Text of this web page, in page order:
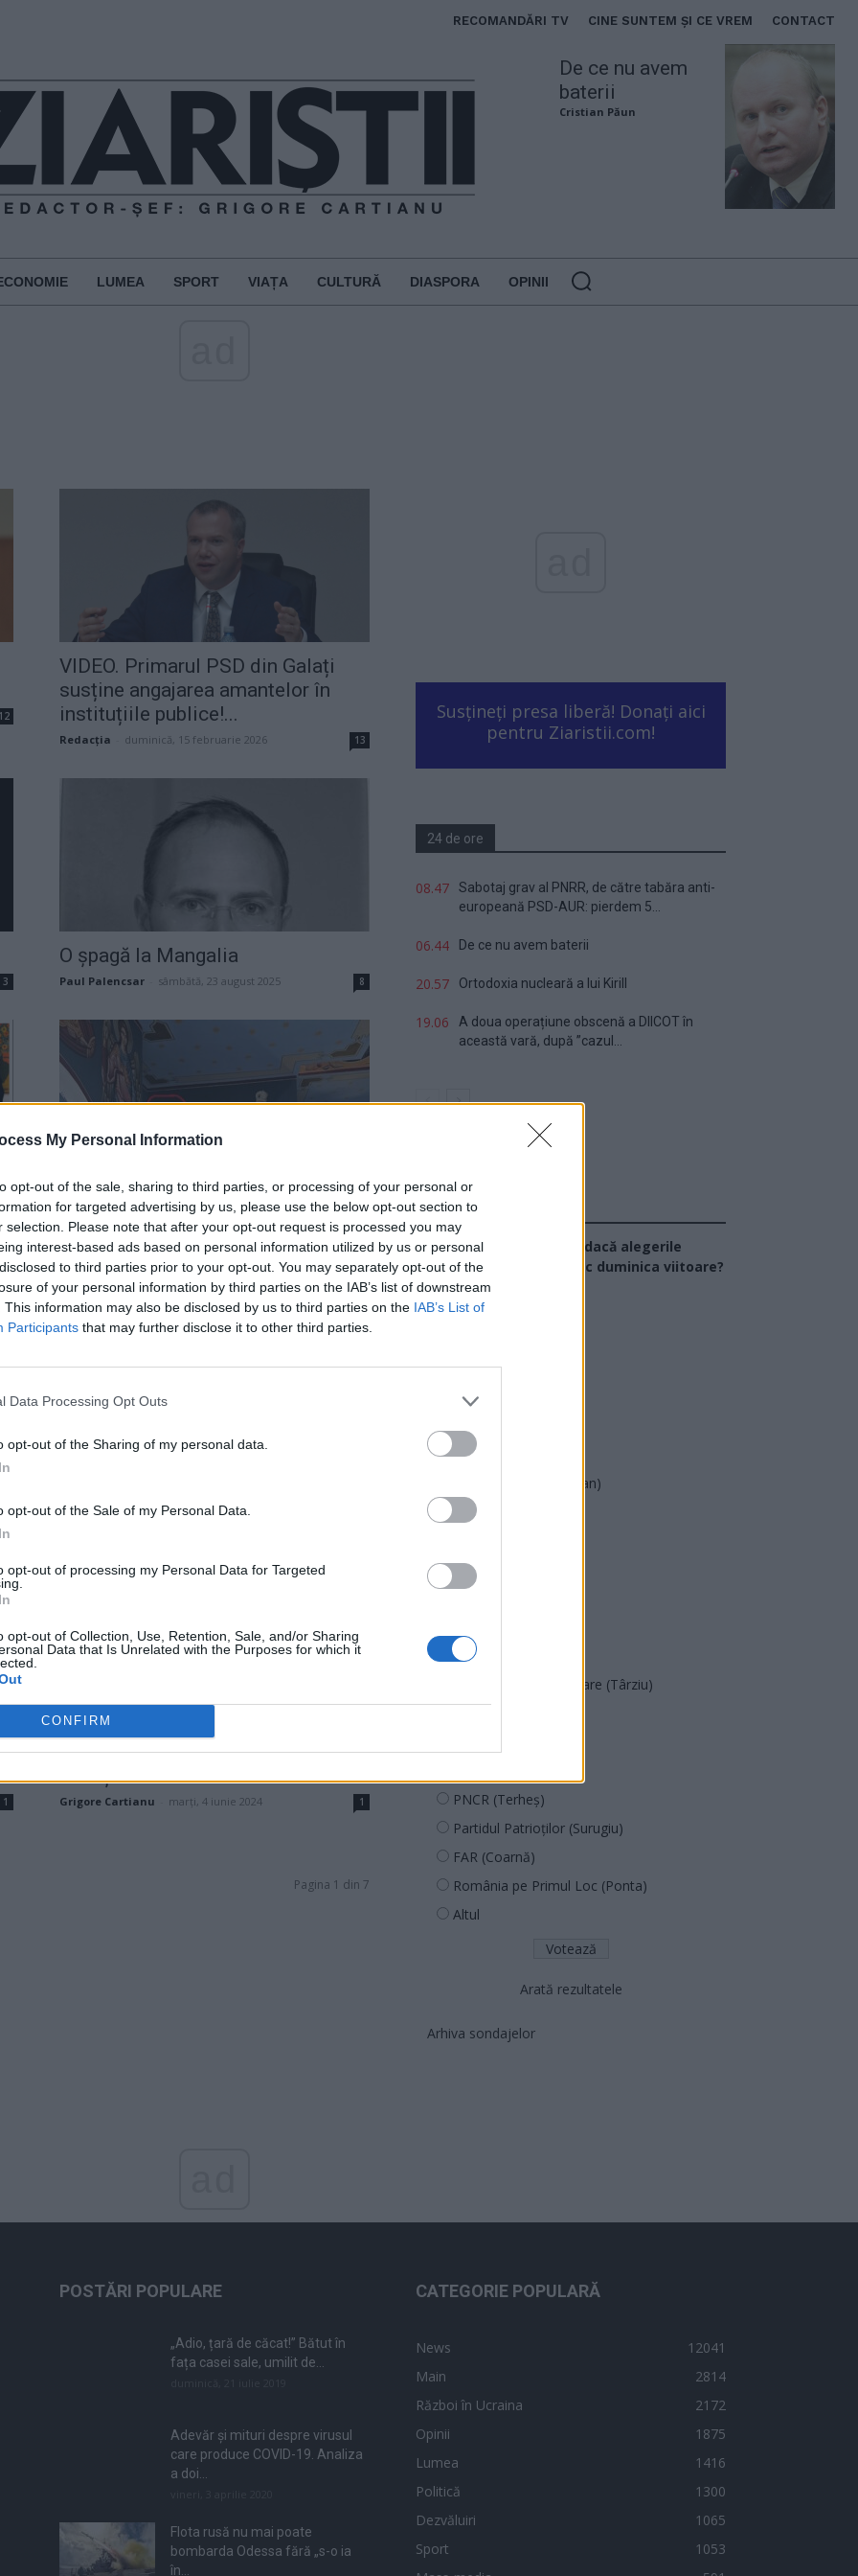
My Personal Information
opt-out of the sale, sharing to third parties, or processing of your personal or
for targeted advertising by us, please use the below opt-out section to
selection. Please note that after your opt-out request is processed you may
interest-based ads based on personal information utilized by us or personal
to third parties prior to your opt-out. You may separately opt-out of the
of your personal information by third parties on the IAB’s list of downstream
This information may also be disclosed by us to third parties on the IAB’s List of
Participants that may further disclose it to other third parties.
Data Processing Opt Outs
opt-out of the Sharing of my personal data.
opt-out of the Sale of my Personal Data.
opt-out of processing my Personal Data for Targeted
opt-out of Collection, Use, Retention, Sale, and/or Sharing
Data that Is Unrelated with the Purposes for which it
CONFIRM
RECOMANDĂRI TV CINE SUNTEM ȘI CE VREM CONTACT
De ce nu avem
baterii
Cristian Păun
LUMEA SPORT VIAȚA CULTURĂ DIASPORA OPINII
12
VIDEO. Primarul PSD din Galați
susține angajarea amantelor în
instituțiile publice!...
Redacţia duminică, 15 februarie 2026 13
3
O șpagă la Mangalia
Paul Palencsar sâmbătă, 23 august 2025 8
Kovesi nu are nimic sfânt: l-a
„umflat” pe primarul pictat în...
Robert Mateescu - marți, 5 noiembrie 2024 3
2 Redacţia - duminică, 4 august 2024
1
PORTRET DE CANDIDAT. Dominic
Fritz, neamțul care eliberează
Timișoara de clanuri...
Grigore Cartianu marți, 4 iunie 2024 1
Pagina 1 din 7
Susțineți presa liberă! Donați aici
pentru Ziaristii.com!
24 de ore
08.47
Sabotaj grav al PNRR, de către tabăra anti-
europeană PSD-AUR: pierdem 5...
06.44 De ce nu avem baterii
20.57 Ortodoxia nucleară a lui Kirill
19.06
A doua operațiune obscenă a DIICOT în
această vară, după ”cazul...
Sondaj
Ce partid ați vota dacă alegerile
parlamentare ar avea loc duminica viitoare?
USR
PSD
AUR
PMP (Tomac)
Forța Dreptei (L. Orban)
PNȚMM
SENS
PACE (Peia)
Acțiunea Conservatoare (Târziu)
PNCR (Terheș)
Partidul Patrioților (Surugiu)
FAR (Coarnă)
România pe Primul Loc (Ponta)
Altul
Arată rezultatele
Arhiva sondajelor
POSTĂRI POPULARE
„Adio, țară de căcat!” Bătut în
fața casei sale, umilit de...
Adevăr și mituri despre virusul
care produce COVID-19. Analiza
a doi...
Flota rusă nu mai poate
bombarda Odessa fără „s-o ia
în...
CATEGORIE POPULARĂ
News
12041
Main
2814
Război în Ucraina
2172
Opinii
1875
Lumea
1416
Politică
1300
Dezvăluiri
1065
Sport
1053